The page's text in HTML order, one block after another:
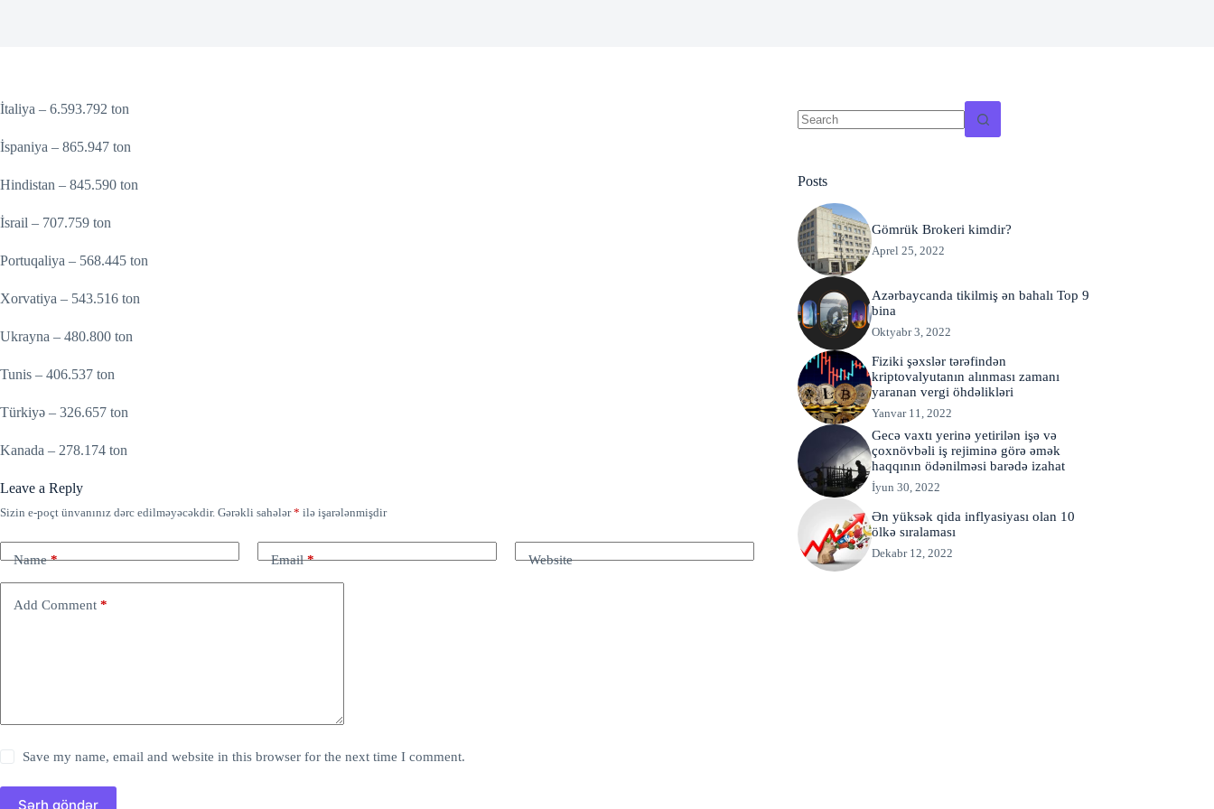
İtaliya – 6.593.792 ton
İspaniya – 865.947 ton
Hindistan – 845.590 ton
İsrail – 707.759 ton
Portuqaliya – 568.445 ton
Xorvatiya – 543.516 ton
Ukrayna – 480.800 ton
Tunis – 406.537 ton
Türkiyə – 326.657 ton
Kanada – 278.174 ton
Leave a Reply
Sizin e-poçt ünvanınız dərc edilməyəcəkdir. Gərəkli sahələr* ilə işarələnmişdir
Name* Email* Website
Add Comment *
Save my name, email and website in this browser for the next time I comment.
Şərh göndər
Posts
Gömrük Brokeri kimdir?
Aprel 25, 2022
Azərbaycanda tikilmiş ən bahalı Top 9
bina
Oktyabr 3, 2022
Fiziki şəxslər tərəfindən
kriptovalyutanın alınması zamanı
yaranan vergi öhdəlikləri
Yanvar 11, 2022
Gecə vaxtı yerinə yetirilən işə və
çoxnövbəli iş rejiminə görə əmək
haqqının ödənilməsi barədə izahat
İyun 30, 2022
Ən yüksək qida inflyasiyası olan 10
ölkə sıralaması
Dekabr 12, 2022